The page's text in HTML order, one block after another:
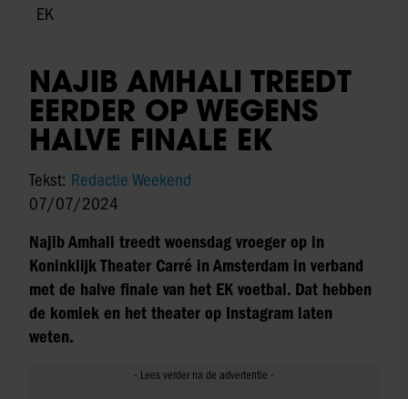
EK
NAJIB AMHALI TREEDT
EERDER OP WEGENS
HALVE FINALE EK
Tekst: Redactie Weekend
07/07/2024
Najib Amhali treedt woensdag vroeger op in
Koninklijk Theater Carré in Amsterdam in verband
met de halve finale van het EK voetbal. Dat hebben
de komiek en het theater op Instagram laten
weten.